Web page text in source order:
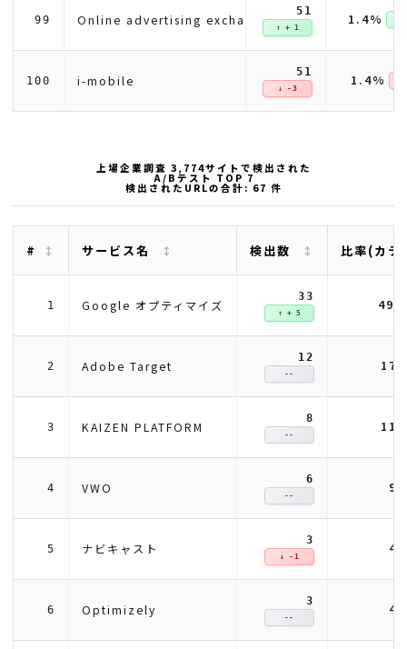
99 Online advertising exchange (Index Exchange)
51
↑ + 1 1.4%
100 i-mobile
51
↓ -3 1.4%
上場企業調査 3,774サイトで検出された
A/Bテスト TOP 7
検出されたURLの合計: 67 件
# サービス名 検出数 比率(カ
1 Google オプティマイズ
33
↑ + 5
2 Adobe Target
12
--
3 KAIZEN PLATFORM
8
--
4 VWO
6
--
5 ナビキャスト
3
↓ -1
6 Optimizely
3
--